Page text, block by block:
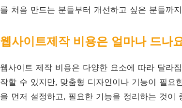
를 처음 만드는 분들부터 개선하고 싶은 분들까
웹사이트제작 비용은 얼마나 드나
웹사이트 제작 비용은 다양한 요소에 따라 달라
작할 수 있지만, 맞춤형 디자인이나 기능이 필
을 먼저 설정하고, 필요한 기능을 정리하는 것이